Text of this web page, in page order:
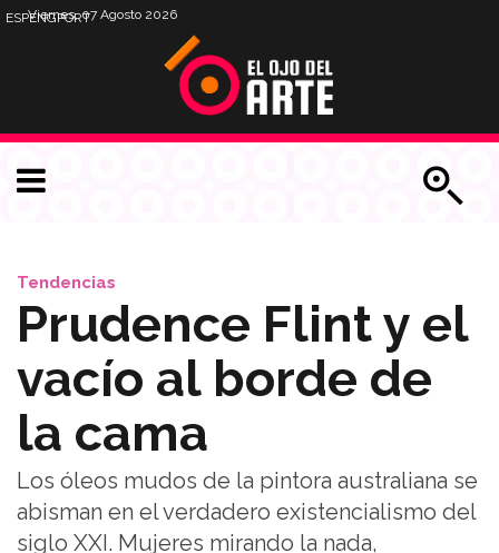
Viernes, 07 Agosto 2026
ESPENGPORT
Tendencias
Prudence Flint y el
vacío al borde de
la cama
Los óleos mudos de la pintora australiana se
abisman en el verdadero existencialismo del
siglo XXI. Mujeres mirando la nada,